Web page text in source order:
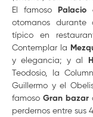
El famoso
Palacio
otomanos durante
típico en
Contemplar la
y elegancia; y al
Teodosio, la
Guillermo y el
famosoGran bazar
perdernos entre sus